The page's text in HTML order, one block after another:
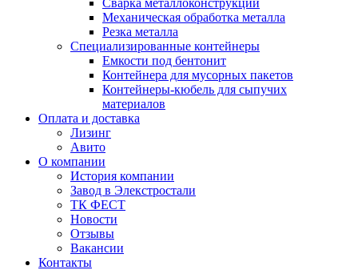
Сварка металлоконструкций
Механическая обработка металла
Резка металла
Специализированные контейнеры
Емкости под бентонит
Контейнера для мусорных пакетов
Контейнеры-кюбель для сыпучих
материалов
Оплата и доставка
Лизинг
Авито
О компании
История компании
Завод в Элекстростали
ТК ФЕСТ
Новости
Отзывы
Вакансии
Контакты